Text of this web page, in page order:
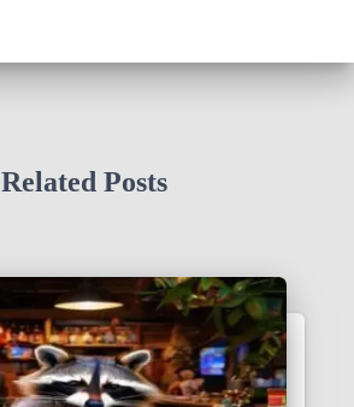
Related Posts